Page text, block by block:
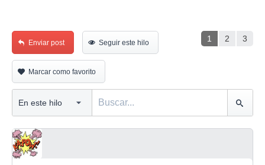
1 2 3
Enviar post Seguir este hilo
Marcar como favorito